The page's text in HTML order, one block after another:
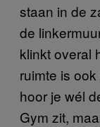
staan in de
de
klinkt overal
ruimte is
hoor je wél
Gym zit,